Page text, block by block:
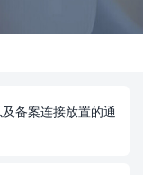
备案连接放置的通